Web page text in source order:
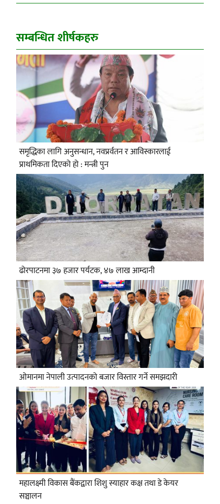
सम्बन्धित शीर्षकहरु
समृद्धिका लागि अनुसन्धान, नवप्रर्वतन र आविस्कारलाई
प्राथमिकता दिएको हो : मन्त्री पुन
ढोरपाटनमा ३७ हजार पर्यटक, ४७ लाख आम्दानी
ओमानमा नेपाली उत्पादनको बजार विस्तार गर्ने समझदारी
महालक्ष्मी विकास बैंकद्वारा शिशु स्याहार कक्ष तथा डे केयर
सञ्चालन